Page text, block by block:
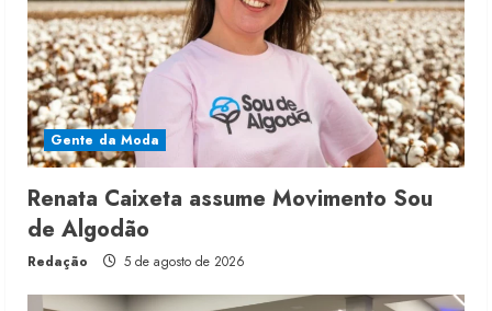
Gente da Moda
Renata Caixeta assume Movimento Sou
de Algodão
Redação 5 de agosto de 2026